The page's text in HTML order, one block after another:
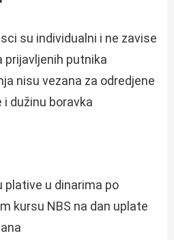
su individualni i ne zavise
prijavljenih putnika
nisu vezana za odredjene
i dužinu boravka
plative u dinarima po
kursu NBS na dan uplate